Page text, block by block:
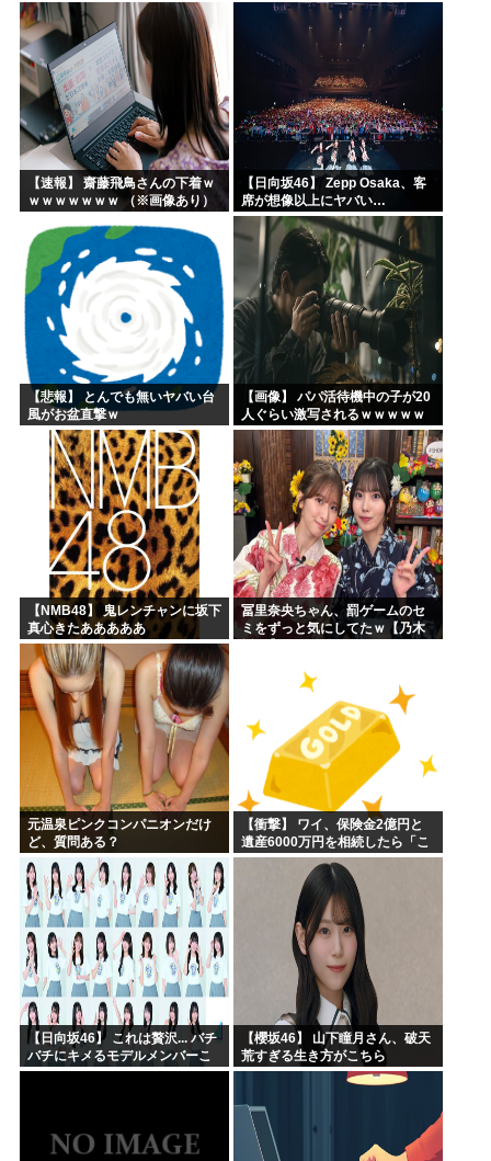
【18thシングル】
【速報】 齋藤飛鳥さんの下着ｗ
ｗｗｗｗｗｗｗ （※画像あり）
【日向坂46】 Zepp Osaka、客
席が想像以上にヤバい…
【悲報】 とんでも無いヤバい台
風がお盆直撃ｗ
【画像】 パパ活待機中の子が20
人ぐらい激写されるｗｗｗｗｗ
ｗｗｗｗｗｗ
【NMB48】 鬼レンチャンに坂下
真心きたあああああ
冨里奈央ちゃん、罰ゲームのセ
ミをずっと気にしてたｗ【乃木
元温泉ピンクコンパニオンだけ
ど、質問ある？
【衝撃】 ワイ、保険金2億円と
遺産6000万円を相続したら「こ
う」なった・・・
【日向坂46】 これは贅沢... バチ
バチにキメるモデルメンバーこ
ちら
【櫻坂46】 山下瞳月さん、破天
荒すぎる生き方がこちら